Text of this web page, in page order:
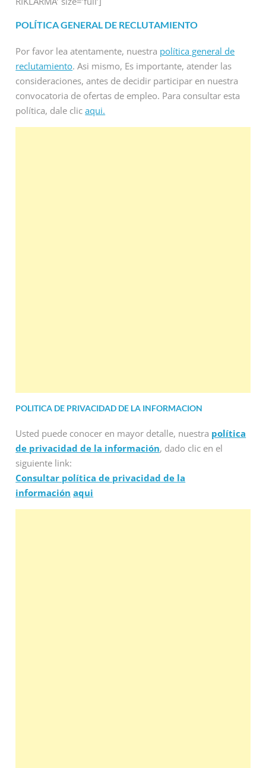
POLÍTICA GENERAL DE RECLUTAMIENTO
Por favor lea atentamente, nuestra política general de
reclutamiento. Asi mismo, Es importante, atender las
consideraciones, antes de decidir participar en nuestra
convocatoria de ofertas de empleo. Para consultar esta
política, dale clicaqui.
POLITICA DE PRIVACIDAD DE LA INFORMACION
Usted puede conocer en mayor detalle, nuestra política
de privacidad de la información, dado clic en el
siguiente link:
Consultar política de privacidad de la
información aqui